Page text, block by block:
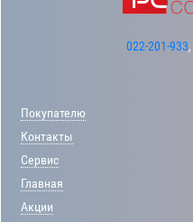
022-201-933,
Покупателю
Контакты
Сервис
Главная
Акции